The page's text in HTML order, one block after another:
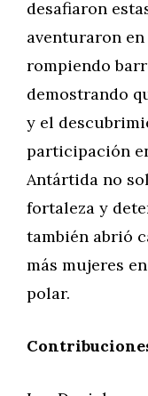
desafiaron
aventuraron
rompiendo
demostrando
y el
participación
Antártida no
fortaleza y
también abrió
más mujeres
polar.